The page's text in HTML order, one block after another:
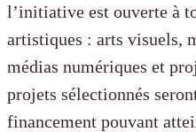
l’initiative est ouverte à
artistiques : arts visuels,
médias numériques et
projets sélectionnés
financement pouvant